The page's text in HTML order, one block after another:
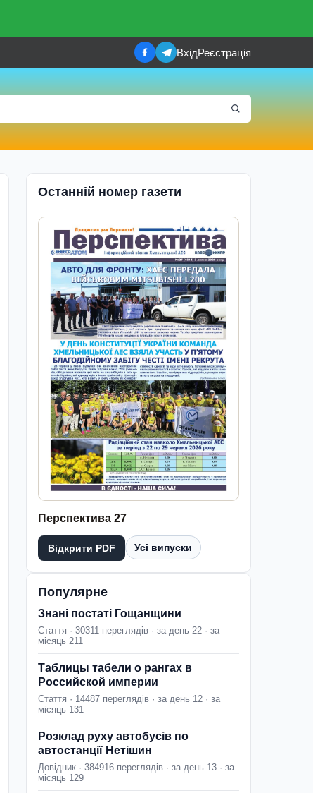
ВхідРеєстрація
Останній номер газети
Перспектива 27
Відкрити PDF Усі випуски
Популярне
Знані постаті Гощанщини
Стаття · 30311 переглядів · за день 22 · за
місяць 211
Таблицы табели о рангах в
Российской империи
Стаття · 14487 переглядів · за день 12 · за
місяць 131
Розклад руху автобусів по
автостанції Нетішин
Довідник · 384916 переглядів · за день 13 · за
місяць 129